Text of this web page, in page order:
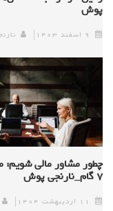
پوش
۹ اسفند ۱۴۰۳
چطور مشاور مالی
۷ گام_نارنجی پوش
۱۱ اردیبهشت ۱۴۰۴